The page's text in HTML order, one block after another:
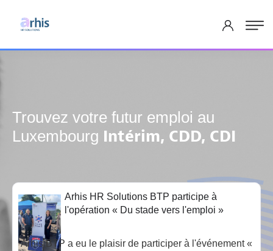
Trouvez votre futur emploi au
Luxembourg Intérim, CDD, CDI
Arhis HR Solutions BTP participe à
l'opération « Du stade vers l'emploi »
Arhis BTP a eu le plaisir de participer à l'événement «